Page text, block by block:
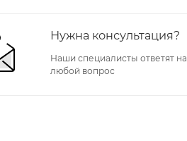
Нужна консультация?
Наши специалисты ответят на
любой вопрос